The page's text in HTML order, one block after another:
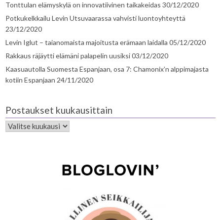
Tonttulan elämyskylä on innovatiivinen taikakeidas 30/12/2020
Potkukelkkailu Levin Utsuvaarassa vahvisti luontoyhteyttä
23/12/2020
Levin Iglut – taianomaista majoitusta erämaan laidalla 05/12/2020
Rakkaus räjäytti elämäni palapelin uusiksi03/12/2020
Kaasuautolla Suomesta Espanjaan, osa 7: Chamonix’n alppimajasta
kotiin Espanjaan 24/11/2020
Postaukset kuukausittain